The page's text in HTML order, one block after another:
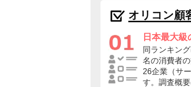
オリコン顧
日本最大
同ランキン
名の消費者
26企業（サ
す。調査概